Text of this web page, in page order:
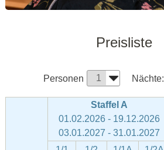
Preisliste
Personen Nächte:
Staffel A
01.02.2026 - 19.12.2026
03.01.2027 - 31.01.2027